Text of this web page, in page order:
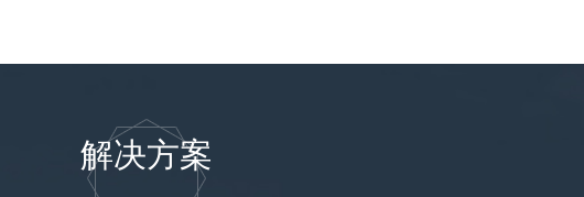
解决方案